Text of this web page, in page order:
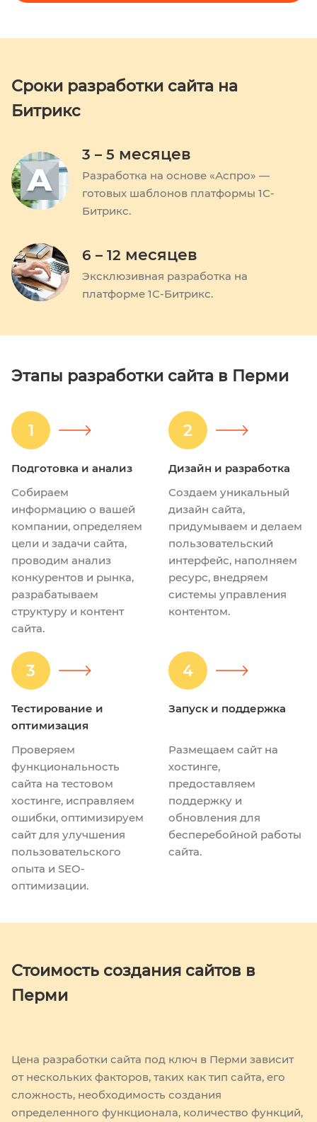
Сроки разработки сайта на
Битрикс
3 – 5 месяцев
Разработка на основе «Аспро» —
готовых шаблонов платформы 1С-
Битрикс.
6 – 12 месяцев
Эксклюзивная разработка на
платформе 1С-Битрикс.
Этапы разработки сайта в Перми
1
Подготовка и анализ
Собираем
информацию о вашей
компании, определяем
цели и задачи сайта,
проводим анализ
конкурентов и рынка,
разрабатываем
структуру и контент
сайта.
2
Дизайн и разработка
Создаем уникальный
дизайн сайта,
придумываем и делаем
пользовательский
интерфейс, наполняем
ресурс, внедряем
системы управления
контентом.
3
Тестирование и
оптимизация
Проверяем
функциональность
сайта на тестовом
хостинге, исправляем
ошибки, оптимизируем
сайт для улучшения
пользовательского
опыта и SEO-
оптимизации.
4
Запуск и поддержка
Размещаем сайт на
хостинге,
предоставляем
поддержку и
обновления для
бесперебойной работы
сайта.
Стоимость создания сайтов в
Перми
Цена разработки сайта под ключ в Перми зависит
от нескольких факторов, таких как тип сайта, его
сложность, необходимость создания
определенного функционала, количество функций,